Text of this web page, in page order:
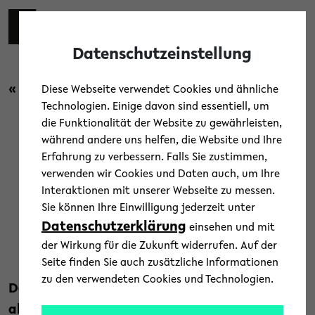
Skip to main content
« Zurück zur Übersicht
Campus Menschen /News
Ehrenring der Stadt Bielefeld
für Gerhard Sagerer
2. Februar 2024
Text: Universität Bielefeld
Der Rat der Stadt Bielefeld hat in seiner
aktuellen Sitzung entschieden, dem
Datenschutzeinstellung
Diese Webseite verwendet Cookies und ähnliche
Technologien. Einige davon sind essentiell, um
die Funktionalität der Website zu gewährleisten,
während andere uns helfen, die Website und Ihre
Erfahrung zu verbessern. Falls Sie zustimmen,
verwenden wir Cookies und Daten auch, um Ihre
Interaktionen mit unserer Webseite zu messen.
Sie können Ihre Einwilligung jederzeit unter
Datenschutzerklärung einsehen und mit
der Wirkung für die Zukunft widerrufen. Auf der
Seite finden Sie auch zusätzliche Informationen
zu den verwendeten Cookies und Technologien.